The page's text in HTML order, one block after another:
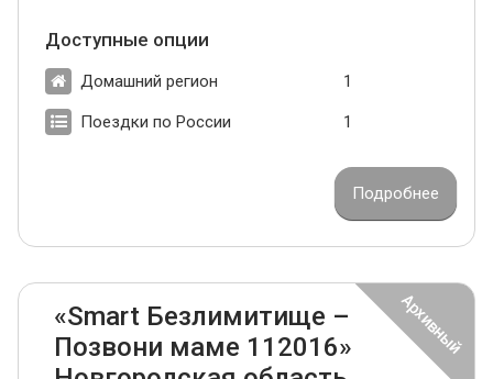
Доступные опции
Домашний регион 1
Поездки по России 1
Подробнее
«Smart Безлимитище –
Позвони маме 112016»